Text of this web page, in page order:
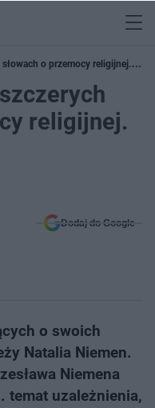
o przemocy religijnej.
religijnej.
Dodaj do Google
o swoich
Natalia Niemen.
Niemena
temat uzależnienia,